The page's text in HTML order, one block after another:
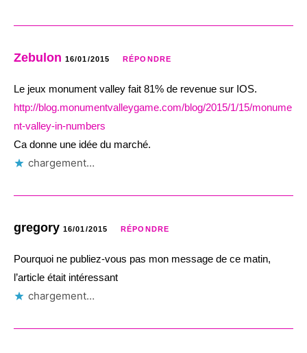
Zebulon 16/01/2015 RÉPONDRE
Le jeux monument valley fait 81% de revenue sur IOS.
http://blog.monumentvalleygame.com/blog/2015/1/15/monume
nt-valley-in-numbers
Ca donne une idée du marché.
chargement…
gregory 16/01/2015 RÉPONDRE
Pourquoi ne publiez-vous pas mon message de ce matin,
l’article était intéressant
chargement…